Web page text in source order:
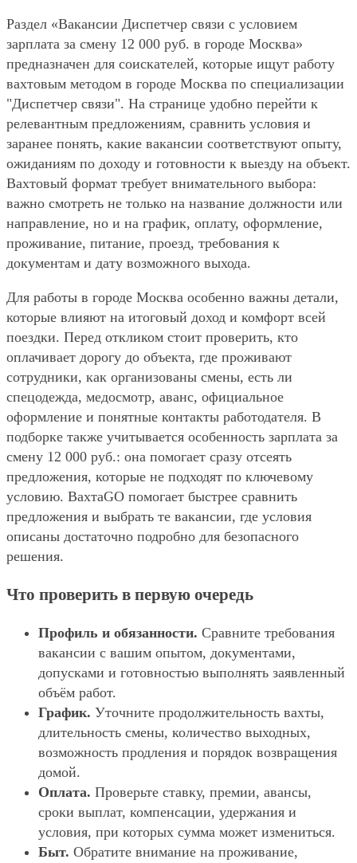
Раздел «Вакансии Диспетчер связи с условием
зарплата за смену 12 000 руб. в городе Москва»
предназначен для соискателей, которые ищут работу
вахтовым методом в городе Москва по специализации
"Диспетчер связи". На странице удобно перейти к
релевантным предложениям, сравнить условия и
заранее понять, какие вакансии соответствуют опыту,
ожиданиям по доходу и готовности к выезду на объект.
Вахтовый формат требует внимательного выбора:
важно смотреть не только на название должности или
направление, но и на график, оплату, оформление,
проживание, питание, проезд, требования к
документам и дату возможного выхода.
Для работы в городе Москва особенно важны детали,
которые влияют на итоговый доход и комфорт всей
поездки. Перед откликом стоит проверить, кто
оплачивает дорогу до объекта, где проживают
сотрудники, как организованы смены, есть ли
спецодежда, медосмотр, аванс, официальное
оформление и понятные контакты работодателя. В
подборке также учитывается особенность зарплата за
смену 12 000 руб.: она помогает сразу отсеять
предложения, которые не подходят по ключевому
условию. ВахтаGO помогает быстрее сравнить
предложения и выбрать те вакансии, где условия
описаны достаточно подробно для безопасного
решения.
Что проверить в первую очередь
Профиль и обязанности. Сравните требования
вакансии с вашим опытом, документами,
допусками и готовностью выполнять заявленный
объём работ.
График. Уточните продолжительность вахты,
длительность смены, количество выходных,
возможность продления и порядок возвращения
домой.
Оплата. Проверьте ставку, премии, авансы,
сроки выплат, компенсации, удержания и
условия, при которых сумма может измениться.
Быт. Обратите внимание на проживание,